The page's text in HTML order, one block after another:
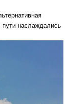
пути наслаждались